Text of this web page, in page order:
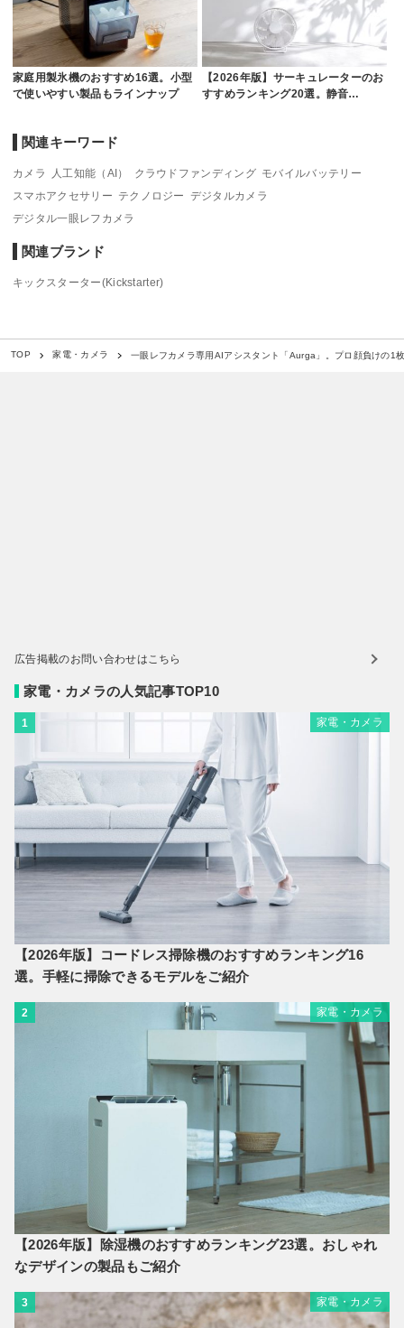
家庭用製氷機のおすすめ16選。小型
で使いやすい製品もラインナップ
【2026年版】サーキュレーターのお
すすめランキング20選。静音…
関連キーワード
カメラ 人工知能（AI） クラウドファンディング モバイルバッテリー
スマホアクセサリー テクノロジー デジタルカメラ
デジタル一眼レフカメラ
関連ブランド
キックスターター(Kickstarter)
TOP 家電・カメラ 一眼レフカメラ専用AIアシスタント「Aurga」。プロ顔負けの1
広告掲載のお問い合わせはこちら
家電・カメラの人気記事TOP10
1 家電・カメラ
【2026年版】コードレス掃除機のおすすめランキング16
選。手軽に掃除できるモデルをご紹介
2 家電・カメラ
【2026年版】除湿機のおすすめランキング23選。おしゃれ
なデザインの製品もご紹介
3 家電・カメラ